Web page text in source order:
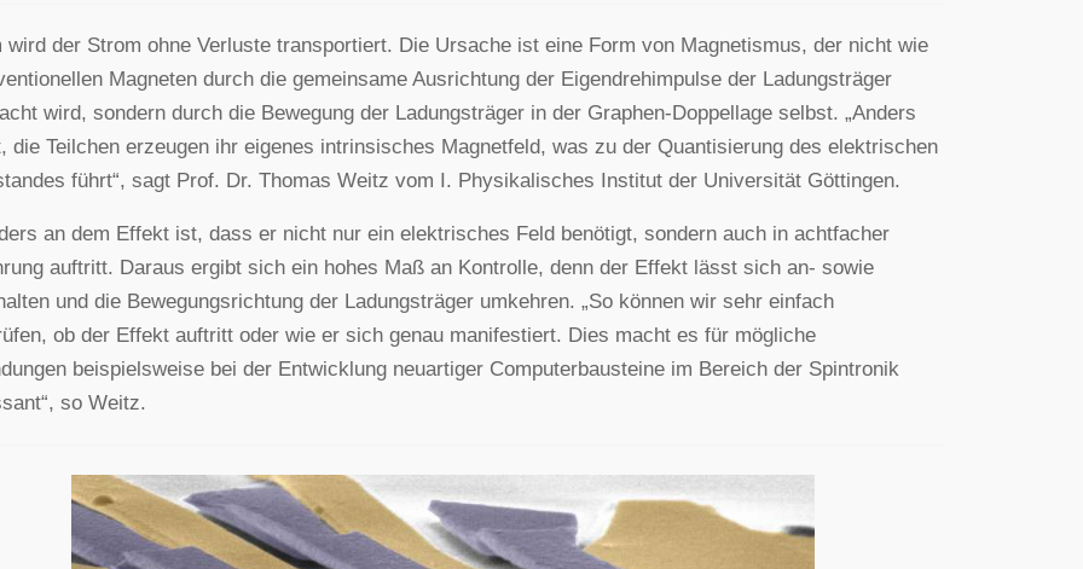
wird der Strom ohne Verluste transportiert. Die Ursache ist eine Form von Magnetismus, der nicht wie
Magneten durch die gemeinsame Ausrichtung der Eigendrehimpulse der Ladungsträger
wird, sondern durch die Bewegung der Ladungsträger in der Graphen-Doppellage selbst. „Anders
die Teilchen erzeugen ihr eigenes intrinsisches Magnetfeld, was zu der Quantisierung des elektrischen
führt“, sagt Prof. Dr. Thomas Weitz vom I. Physikalisches Institut der Universität Göttingen.
an dem Effekt ist, dass er nicht nur ein elektrisches Feld benötigt, sondern auch in achtfacher
auftritt. Daraus ergibt sich ein hohes Maß an Kontrolle, denn der Effekt lässt sich an- sowie
und die Bewegungsrichtung der Ladungsträger umkehren. „So können wir sehr einfach
ob der Effekt auftritt oder wie er sich genau manifestiert. Dies macht es für mögliche
beispielsweise bei der Entwicklung neuartiger Computerbausteine im Bereich der Spintronik
so Weitz.